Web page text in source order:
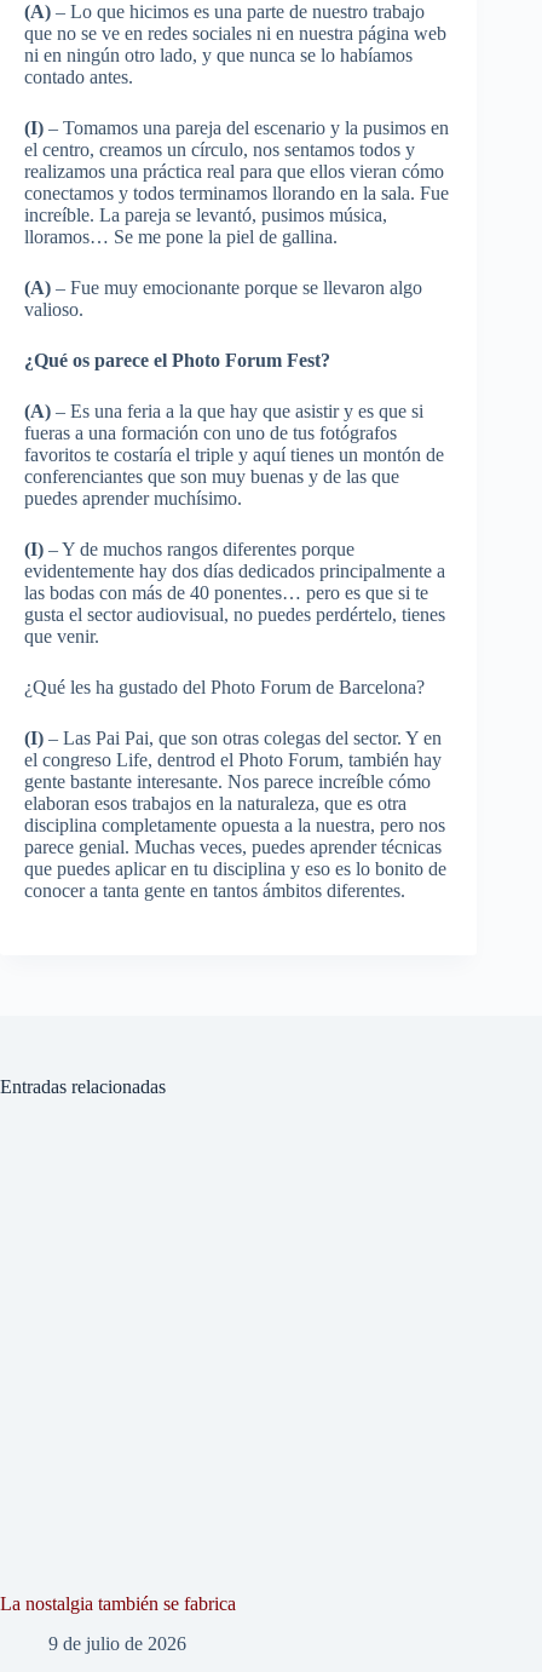
(A) – Lo que hicimos es una parte de nuestro trabajo
que no se ve en redes sociales ni en nuestra página web
ni en ningún otro lado, y que nunca se lo habíamos
contado antes.
(I) – Tomamos una pareja del escenario y la pusimos en
el centro, creamos un círculo, nos sentamos todos y
realizamos una práctica real para que ellos vieran cómo
conectamos y todos terminamos llorando en la sala. Fue
increíble. La pareja se levantó, pusimos música,
lloramos… Se me pone la piel de gallina.
(A) – Fue muy emocionante porque se llevaron algo
valioso.
¿Qué os parece el Photo Forum Fest?
(A) – Es una feria a la que hay que asistir y es que si
fueras a una formación con uno de tus fotógrafos
favoritos te costaría el triple y aquí tienes un montón de
conferenciantes que son muy buenas y de las que
puedes aprender muchísimo.
(I) – Y de muchos rangos diferentes porque
evidentemente hay dos días dedicados principalmente a
las bodas con más de 40 ponentes… pero es que si te
gusta el sector audiovisual, no puedes perdértelo, tienes
que venir.
¿Qué les ha gustado del Photo Forum de Barcelona?
(I) – Las Pai Pai, que son otras colegas del sector. Y en
el congreso Life, dentrod el Photo Forum, también hay
gente bastante interesante. Nos parece increíble cómo
elaboran esos trabajos en la naturaleza, que es otra
disciplina completamente opuesta a la nuestra, pero nos
parece genial. Muchas veces, puedes aprender técnicas
que puedes aplicar en tu disciplina y eso es lo bonito de
conocer a tanta gente en tantos ámbitos diferentes.
Entradas relacionadas
La nostalgia también se fabrica
9 de julio de 2026